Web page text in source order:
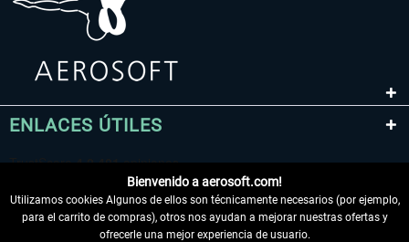
ENLACES ÚTILES
Bienvenido a aerosoft.com!
Utilizamos cookies Algunos de ellos son técnicamente necesarios (por ejemplo,
para el carrito de compras), otros nos ayudan a mejorar nuestras ofertas y
ofrecerle una mejor experiencia de usuario.